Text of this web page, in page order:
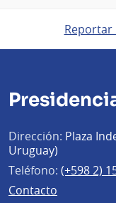
Dirección: Plaza
Uruguay)
Teléfono: (+598 2)
Contacto